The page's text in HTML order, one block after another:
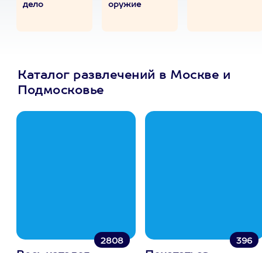
дело
оружие
Каталог развлечений в Москве и
Подмосковье
2808 396